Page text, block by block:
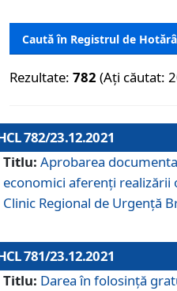
Caută în Registrul de
Rezultate: 782 (Ați căutat:
782/23.12.2021
Titlu: Aprobarea
economici aferenți realizării
Clinic Regional de Urgență
781/23.12.2021
Titlu: Darea în folosinţă